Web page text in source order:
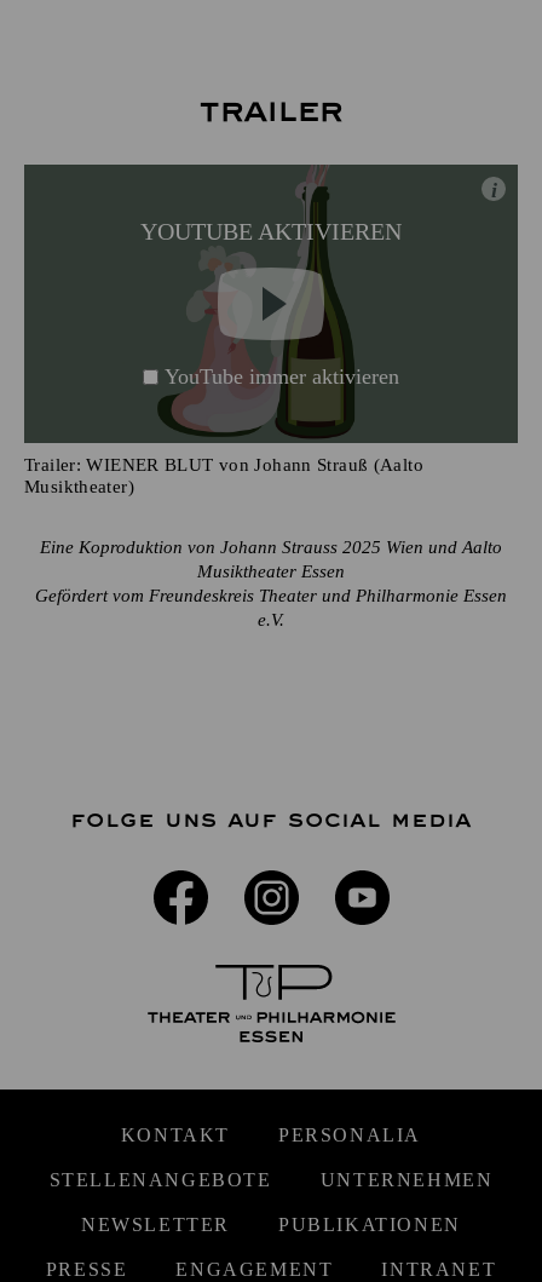
Trailer
YOUTUBE AKTIVIEREN
i
YouTube immer aktivieren
Trailer: WIENER BLUT von Johann Strauß (Aalto
Musiktheater)
Eine Koproduktion von Johann Strauss 2025 Wien und Aalto
Musiktheater Essen
Gefördert vom Freundeskreis Theater und Philharmonie Essen
e.V.
FOLGE UNS AUF SOCIAL MEDIA
KONTAKT PERSONALIA
STELLENANGEBOTE UNTERNEHMEN
NEWSLETTER PUBLIKATIONEN
PRESSE ENGAGEMENT INTRANET